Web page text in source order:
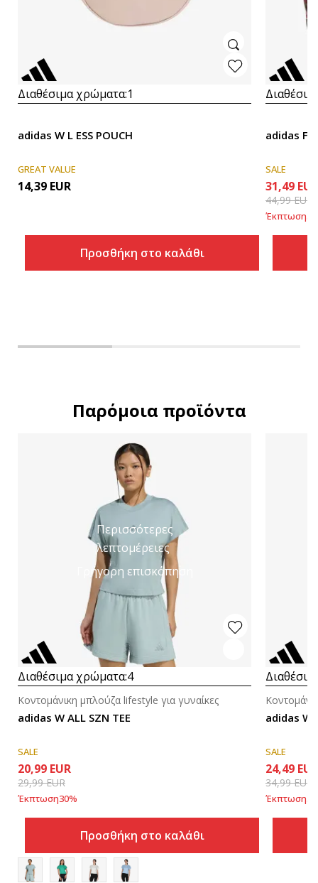
Διαθέσιμα χρώματα:1
adidas W L ESS POUCH
GREAT VALUE
14,39 EUR
Προσθήκη στο καλάθι
adidas
SALE
31,49 EUR
44,99EUR
Έκπτωση30
Παρόμοια προϊόντα
Περισσότερες
λεπτομέρειες
Γρήγορη επισκόπηση
Διαθέσιμα χρώματα:4
adidas W ALL SZN TEE
Κοντομάνικη μπλούζα lifestyle για γυναίκες
SALE
20,99 EUR
29,99EUR
Έκπτωση30%
Προσθήκη στο καλάθι
adidas W
SALE
24,49 EUR
34,99EUR
Έκπτωση30